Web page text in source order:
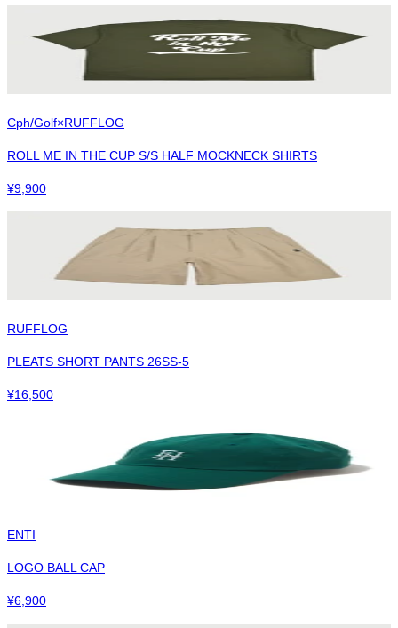
Cph/Golf×RUFFLOG
ROLL ME IN THE CUP S/S HALF MOCKNECK SHIRTS
¥9,900
RUFFLOG
PLEATS SHORT PANTS 26SS-5
¥16,500
ENTI
LOGO BALL CAP
¥6,900